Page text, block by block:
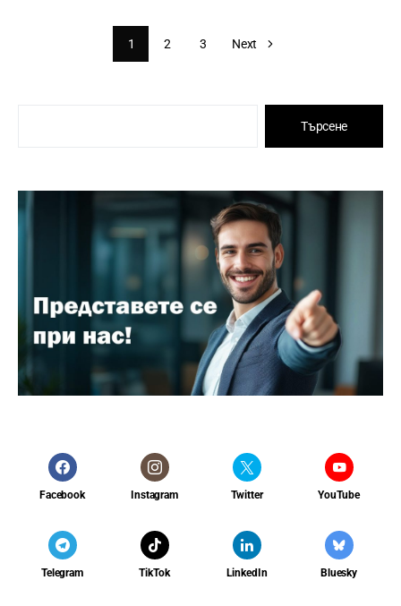
1 2 3 Next
Търсене
Facebook Instagram Twitter YouTube
Telegram TikTok LinkedIn Bluesky